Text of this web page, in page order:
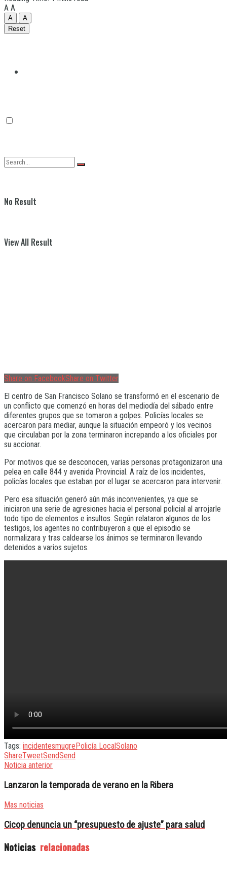
Quilmes
No Result
View All Result
A A
A
A
Reset
Share on FacebookShare on Twitter
El centro de San Francisco Solano se transformó en el escenario de
un conflicto que comenzó en horas del mediodía del sábado entre
diferentes grupos que se tomaron a golpes. Policías locales se
acercaron para mediar, aunque la situación empeoró y los vecinos
que circulaban por la zona terminaron increpando a los oficiales por
su accionar.
Por motivos que se desconocen, varias personas protagonizaron una
pelea en calle 844 y avenida Provincial. A raíz de los incidentes,
policías locales que estaban por el lugar se acercaron para intervenir.
Pero esa situación generó aún más inconvenientes, ya que se
iniciaron una serie de agresiones hacia el personal policial al arrojarle
todo tipo de elementos e insultos. Según relataron algunos de los
testigos, los agentes no contribuyeron a que el episodio se
normalizara y tras caldearse los ánimos se terminaron llevando
detenidos a varios sujetos.
Tags: incidentesmugrePolicía LocalSolano
ShareTweetSendSend
Noticia anterior
Lanzaron la temporada de verano en la Ribera
Mas noticias
Cicop denuncia un “presupuesto de ajuste” para salud
Noticias relacionadas